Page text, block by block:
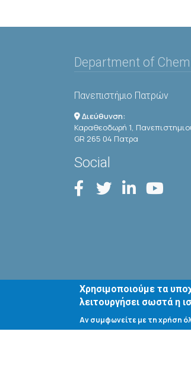
Department of
Πανεπιστήμιο Πατρών
Διεύθυνση:
Καραθεοδωρή 1,
GR 265 04 Πατρα
Social
Χρησιμοποιούμε τα
λειτουργήσει σωστά η
Αν συμφωνείτε με τη χρήση